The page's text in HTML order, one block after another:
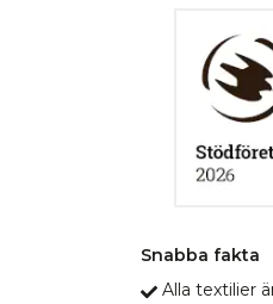
Snabba fakta
Alla textilier